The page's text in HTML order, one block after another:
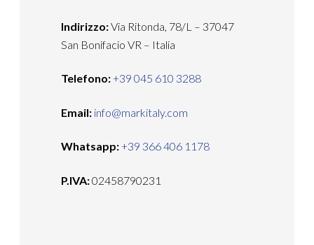
Indirizzo:Via Ritonda, 78/L – 37047
San Bonifacio VR – Italia
Telefono:+39 045 610 3288
Email: info@markitaly.com
Whatsapp:+39 366 406 1178
P.IVA:02458790231